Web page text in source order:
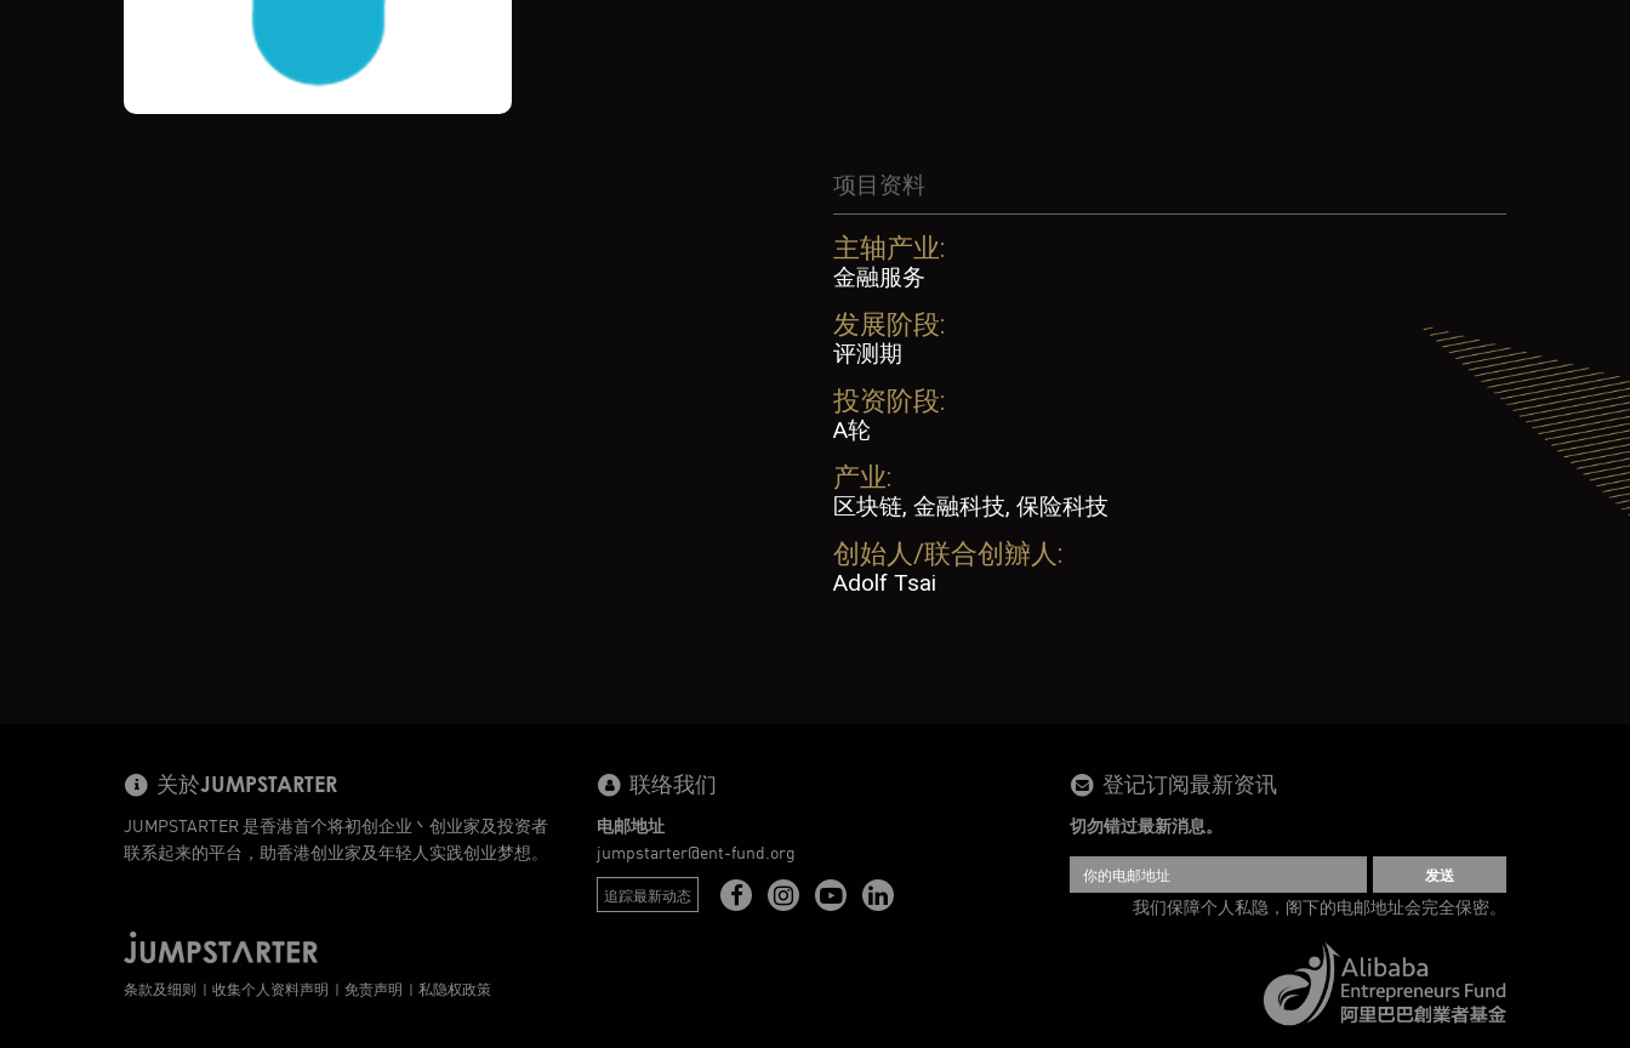
项目资料
主轴产业:
金融服务
发展阶段:
评测期
投资阶段:
A轮
产业:
区块链, 金融科技, 保险科技
创始人/联合创辧人:
Adolf Tsai
关於JUMPSTARTER
JUMPSTARTER 是香港首个将初创企业丶创业家及投资者
联系起来的平台，助香港创业家及年轻人实践创业梦想。
联络我们
电邮地址
jumpstarter@ent-fund.org
追踪最新动态
登记订阅最新资讯
切勿错过最新消息。
发送
我们保障个人私隐，阁下的电邮地址会完全保密。
条款及细则 收集个人资料声明 免责声明 私隐权政策